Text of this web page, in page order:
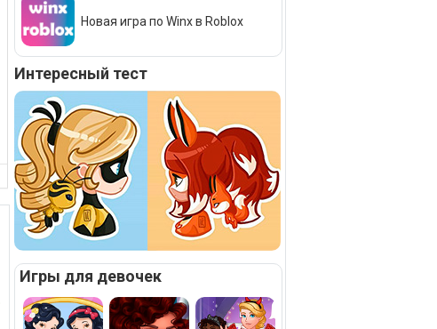
Новая игра по Winx в Roblox
Интересный тест
Игры для девочек